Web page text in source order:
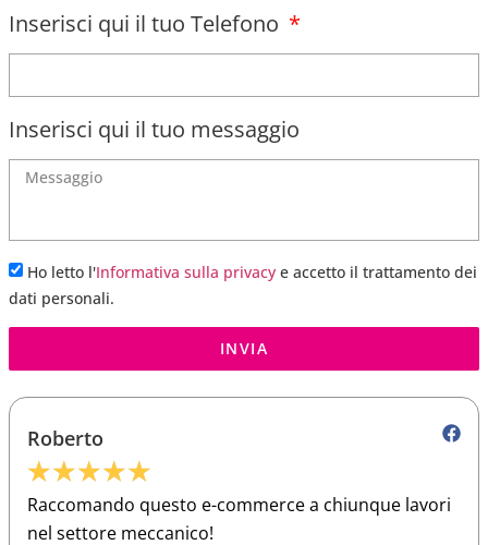
Inserisci qui il tuo Telefono
Inserisci qui il tuo messaggio
Ho letto l'Informativa sulla privacy e accetto il trattamento dei
dati personali.
INVIA
Roberto
★★★★★
Raccomando questo e-commerce a chiunque lavori
nel settore meccanico!